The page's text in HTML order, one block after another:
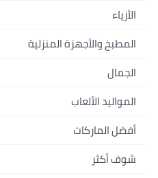
الهواتف المتحركة
أجهزة الكمبيوتر المحمولة
أجهزة الكمبيوتر المكتبية
سماعات الرأس
الكاميرات والصور وتسجيل الفيديو
التلفزيونات
الأزياء
أزياء نسائية
أزياء الأطفال
العطور
المجوهرات
النظارات
المطبخ والأجهزة المنزلية
الأجهزة الكبيرة
أثاث غرفة النوم
التخزين
الأثاث
الجمال
العطور
العناية بالشعر
العناية الشخصية
المواليد الألعاب
الرضاعة والتغذية
تنقل الأطفال
أفضل الماركات
أبل
شوف أكثر